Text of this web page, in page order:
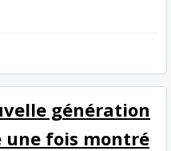
génération
une fois montré